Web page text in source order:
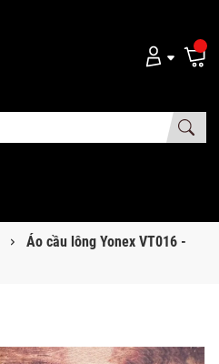
Áo cầu lông Yonex VT016 -